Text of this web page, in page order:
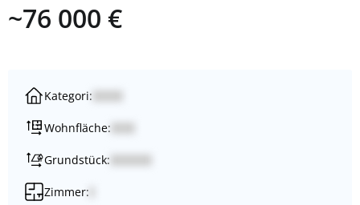
~76 000 €
Kategori:
Wohnfläche:
Grundstück:
Zimmer: